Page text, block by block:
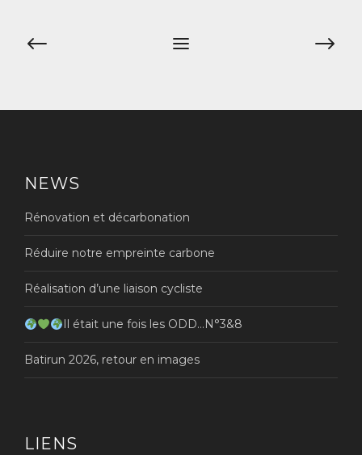
Navigation
NEWS
Rénovation et décarbonation
Réduire notre empreinte carbone
Réalisation d’une liaison cycliste
Il était une fois les ODD…N°3&8
Batirun 2026, retour en images
LIENS